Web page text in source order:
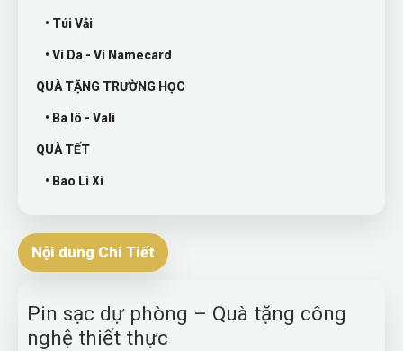
• Túi Vải
• Ví Da - Ví Namecard
QUÀ TẶNG TRƯỜNG HỌC
• Ba lô - Vali
QUÀ TẾT
• Bao Lì Xì
Nội dung Chi Tiết
Pin sạc dự phòng – Quà tặng công
nghệ thiết thực